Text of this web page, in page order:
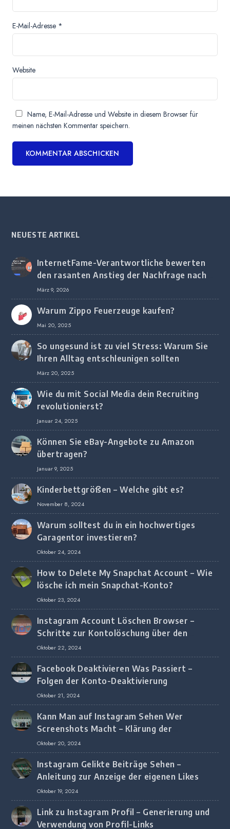
E-Mail-Adresse *
Website
Name, E-Mail-Adresse und Website in diesem Browser für
meinen nächsten Kommentar speichern.
NEUESTE ARTIKEL
InternetFame-Verantwortliche bewerten
den rasanten Anstieg der Nachfrage nach
digitalem Marketing bei deutschen
Unternehmen
März 9, 2026
Warum Zippo Feuerzeuge kaufen?
Mai 20, 2025
So ungesund ist zu viel Stress: Warum Sie
Ihren Alltag entschleunigen sollten
März 20, 2025
Wie du mit Social Media dein Recruiting
revolutionierst?
Januar 24, 2025
Können Sie eBay-Angebote zu Amazon
übertragen?
Januar 9, 2025
Kinderbettgrößen – Welche gibt es?
November 8, 2024
Warum solltest du in ein hochwertiges
Garagentor investieren?
Oktober 24, 2024
How to Delete My Snapchat Account – Wie
lösche ich mein Snapchat-Konto?
Oktober 23, 2024
Instagram Account Löschen Browser –
Schritte zur Kontolöschung über den
Browser
Oktober 22, 2024
Facebook Deaktivieren Was Passiert –
Folgen der Konto-Deaktivierung
Oktober 21, 2024
Kann Man auf Instagram Sehen Wer
Screenshots Macht – Klärung der
Screenshot-Erkennung
Oktober 20, 2024
Instagram Gelikte Beiträge Sehen –
Anleitung zur Anzeige der eigenen Likes
Oktober 19, 2024
Link zu Instagram Profil – Generierung und
Verwendung von Profil-Links